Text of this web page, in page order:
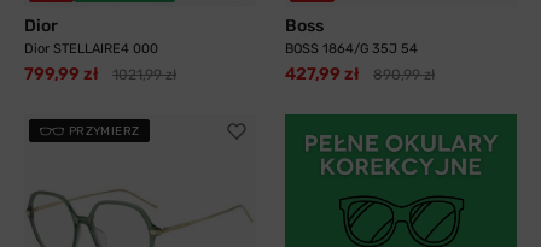
Dior
Dior STELLAIRE4 000
799,99 zł 1021,99 zł
Boss
BOSS 1864/G 35J 54
427,99 zł 890,99 zł
PRZYMIERZ